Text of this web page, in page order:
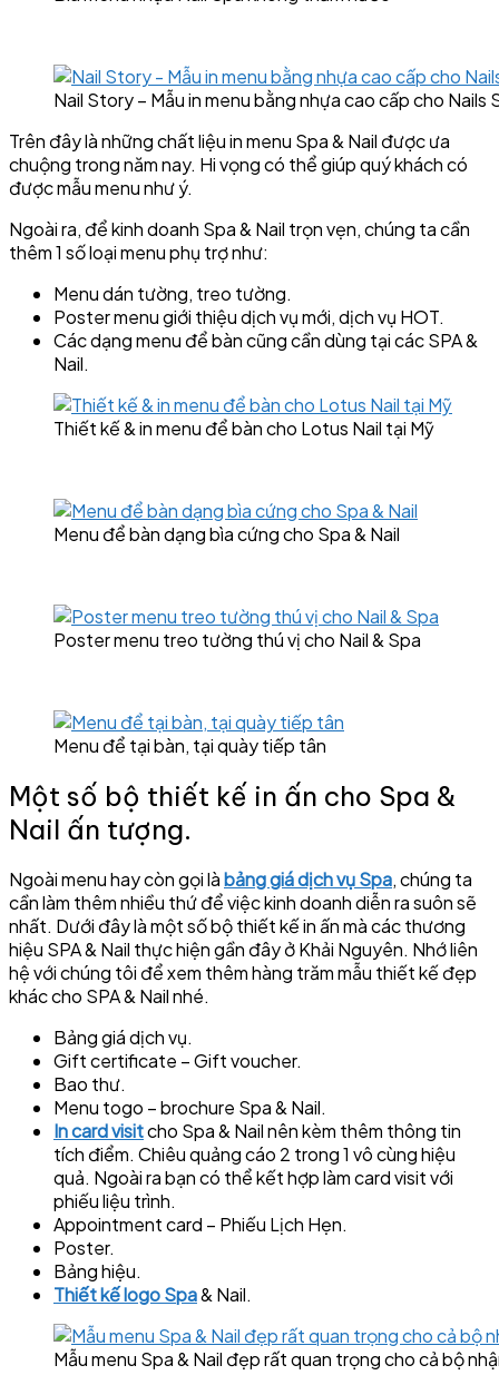
Nail Story – Mẫu in menu bằng nhựa cao cấp cho Nails
Trên đây là những chất liệu in menu Spa & Nail được ưa
chuộng trong năm nay. Hi vọng có thể giúp quý khách có
được mẫu menu như ý.
Ngoài ra, để kinh doanh Spa & Nail trọn vẹn, chúng ta cần
thêm 1 số loại menu phụ trợ như:
Menu dán tường, treo tường.
Poster menu giới thiệu dịch vụ mới, dịch vụ HOT.
Các dạng menu để bàn cũng cần dùng tại các SPA &
Nail.
Thiết kế & in menu để bàn cho Lotus Nail tại Mỹ
Menu để bàn dạng bìa cứng cho Spa & Nail
Poster menu treo tường thú vị cho Nail & Spa
Menu để tại bàn, tại quày tiếp tân
Một số bộ thiết kế in ấn cho Spa &
Nail ấn tượng.
Ngoài menu hay còn gọi làbảng giá dịch vụ Spa, chúng ta
cần làm thêm nhiều thứ để việc kinh doanh diễn ra suôn sẽ
nhất. Dưới đây là một số bộ thiết kế in ấn mà các thương
hiệu SPA & Nail thực hiện gần đây ở Khải Nguyên. Nhớ liên
hệ với chúng tôi để xem thêm hàng trăm mẫu thiết kế đẹp
khác cho SPA & Nail nhé.
Bảng giá dịch vụ.
Gift certificate – Gift voucher.
Bao thư.
Menu togo – brochure Spa & Nail.
In card visitcho Spa & Nail nên kèm thêm thông tin
tích điểm. Chiêu quảng cáo 2 trong 1 vô cùng hiệu
quả. Ngoài ra bạn có thể kết hợp làm card visit với
phiếu liệu trình.
Appointment card – Phiếu Lịch Hẹn.
Poster.
Bảng hiệu.
Thiết kế logo Spa& Nail.
Mẫu menu Spa & Nail đẹp rất quan trọng cho cả bộ